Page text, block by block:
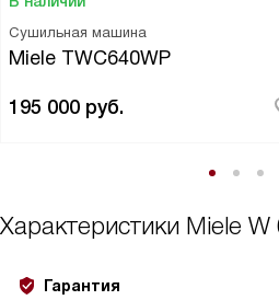
Сушильная машина
Miele TWC640WP
195 000 руб.
Характеристики Miele W
Гарантия